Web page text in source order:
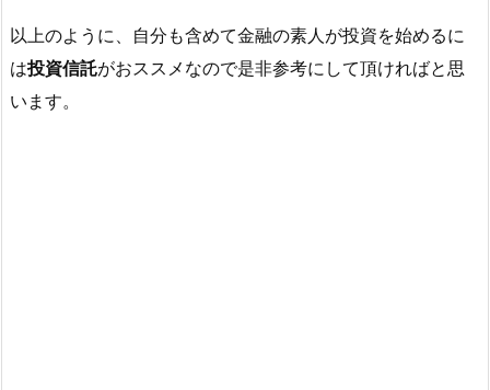
以上のように、自分も含めて金融の素人が投資を始めるに
は投資信託がおススメなので是非参考にして頂ければと思
います。